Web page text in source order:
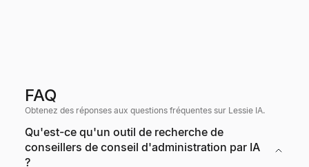
FAQ
Obtenez des réponses aux questions fréquentes sur Lessie IA.
Qu'est-ce qu'un outil de recherche de
conseillers de conseil d'administration par IA
?